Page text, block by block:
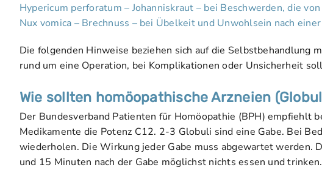
Hypericum perforatum – Johanniskraut – bei Beschwerden, die
Nux vomica – Brechnuss – bei Übelkeit und Unwohlsein nach
Die folgenden Hinweise beziehen sich auf die Selbstbehandlung
rund um eine Operation, bei Komplikationen oder Unsicherheit
Wie sollten homöopathische Arzneien
Der Bundesverband Patienten für Homöopathie (BPH) empfiehlt
Medikamente die Potenz C12. 2-3 Globuli sind eine Gabe. Bei
wiederholen. Die Wirkung jeder Gabe muss abgewartet werden.
und 15 Minuten nach der Gabe möglichst nichts essen und